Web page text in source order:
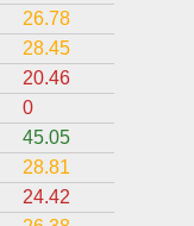
26.78
28.45
20.46
0
45.05
28.81
24.42